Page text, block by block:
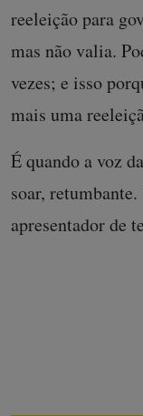
reeleição para
mas não valia.
vezes; e isso
mais uma
É quando a voz
soar,
apresentador de